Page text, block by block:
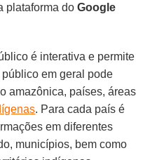
plataforma doGoogle
é interativa e permite
em geral pode
amazônica, países, áreas
. Para cada país é
em diferentes
municípios, bem como